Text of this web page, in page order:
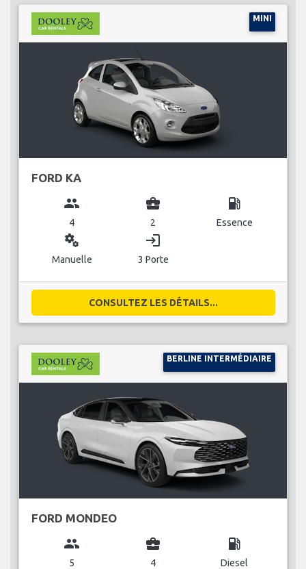
MINI
FORD KA
group
4
business_center
2
local_gas_station
Essence
miscellaneous_services
Manuelle
login
3 Porte
CONSULTEZ LES DÉTAILS...
BERLINE INTERMÉDIAIRE
FORD MONDEO
group
5
business_center
4
local_gas_station
Diesel